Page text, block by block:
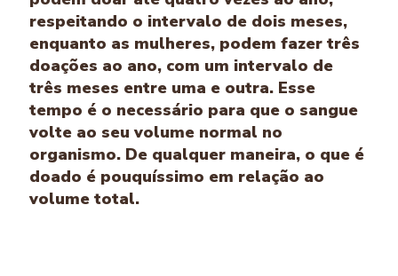
respeitando o intervalo de dois meses,
enquanto as mulheres, podem fazer três
doações ao ano, com um intervalo de
três meses entre uma e outra. Esse
tempo é o necessário para que o sangue
volte ao seu volume normal no
organismo. De qualquer maneira, o que é
doado é pouquíssimo em relação ao
volume total.